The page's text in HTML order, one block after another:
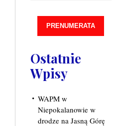
PRENUMERATA
Ostatnie
Wpisy
WAPM w
Niepokalanowie w
drodze na Jasną Górę